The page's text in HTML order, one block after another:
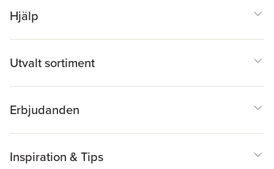
Hjälp
Utvalt sortiment
Erbjudanden
Inspiration & Tips